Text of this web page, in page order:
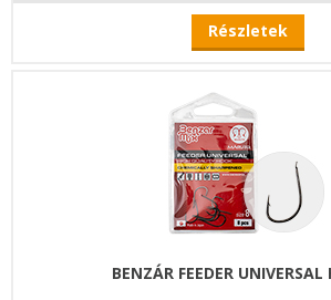
Részletek
BENZÁR FEEDER UNIVERSAL